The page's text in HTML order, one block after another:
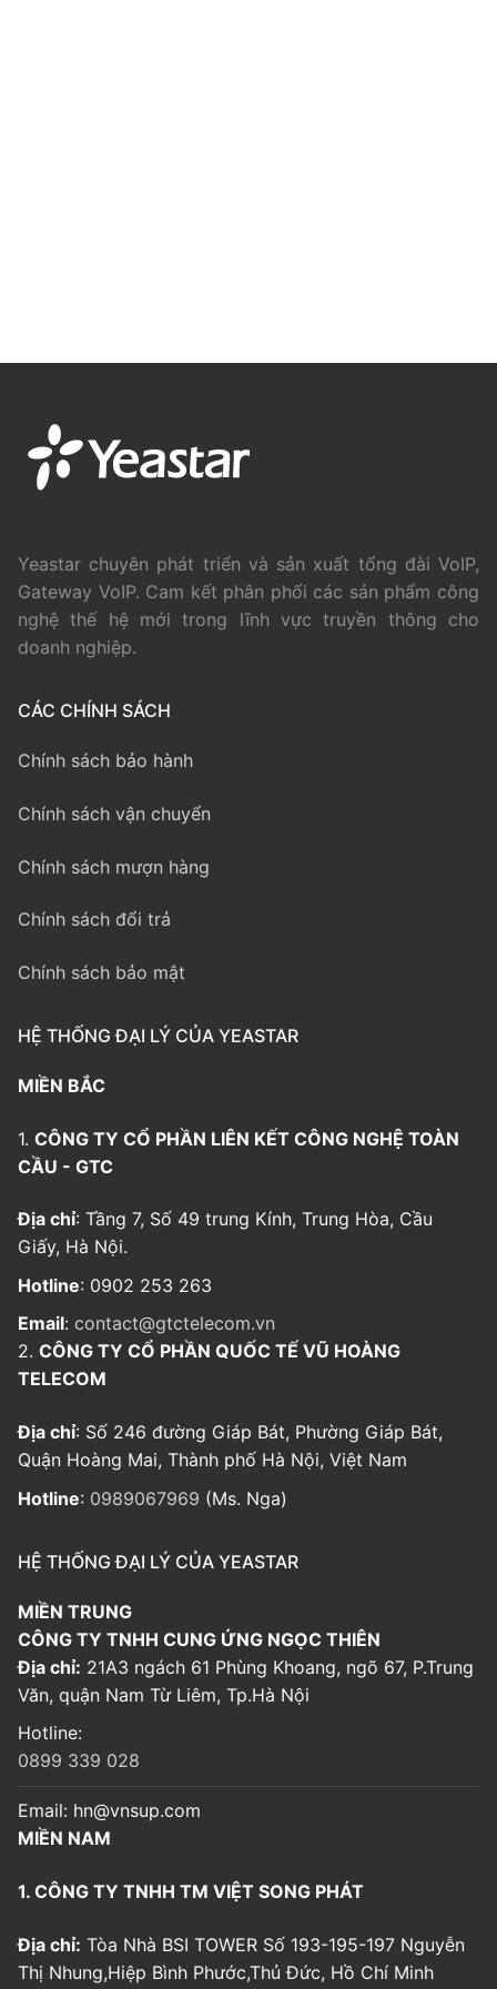
Yeastar chuyên phát triển và sản xuất tổng đài VoIP,
Gateway VoIP. Cam kết phân phối các sản phẩm công
nghệ thế hệ mới trong lĩnh vực truyền thông cho
doanh nghiệp.
CÁC CHÍNH SÁCH
Chính sách bảo hành
Chính sách vận chuyển
Chính sách mượn hàng
Chính sách đổi trả
Chính sách bảo mật
HỆ THỐNG ĐẠI LÝ CỦA YEASTAR
MIỀN BẮC
1. CÔNG TY CỔ PHẦN LIÊN KẾT CÔNG NGHỆ TOÀN
CẦU - GTC
Địa chỉ: Tầng 7, Số 49 trung Kính, Trung Hòa, Cầu
Giấy, Hà Nội.
Hotline: 0902 253 263
Email: contact@gtctelecom.vn
2. CÔNG TY CỔ PHẦN QUỐC TẾ VŨ HOÀNG
TELECOM
Địa chỉ: Số 246 đường Giáp Bát, Phường Giáp Bát,
Quận Hoàng Mai, Thành phố Hà Nội, Việt Nam
Hotline: 0989067969 (Ms. Nga)
HỆ THỐNG ĐẠI LÝ CỦA YEASTAR
MIỀN TRUNG
CÔNG TY TNHH CUNG ỨNG NGỌC THIÊN
Địa chỉ: 21A3 ngách 61 Phùng Khoang, ngõ 67, P.Trung
Văn, quận Nam Từ Liêm, Tp.Hà Nội
Hotline:
0899 339 028
Email: hn@vnsup.com
MIỀN NAM
1. CÔNG TY TNHH TM VIỆT SONG PHÁT
Địa chỉ: Tòa Nhà BSI TOWER Số 193-195-197 Nguyễn
Thị Nhung,Hiệp Bình Phước,Thủ Đức, Hồ Chí Minh